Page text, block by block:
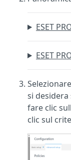
ESET
ESET
si
fare clic
clic sul